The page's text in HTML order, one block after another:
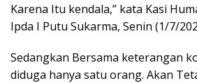
Karena Itu kendala,” kata Kasi
Ipda I Putu Sukarma, Senin (1/7/
Sedangkan Bersama keterangan
diduga hanya satu orang. Akan